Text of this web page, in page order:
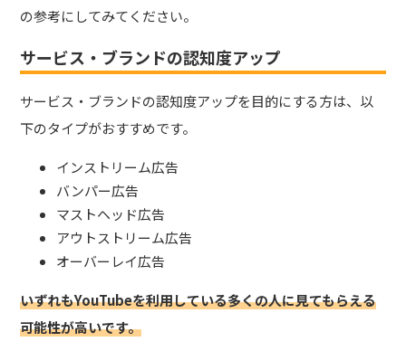
の参考にしてみてください。
サービス・ブランドの認知度アップ
サービス・ブランドの認知度アップを目的にする方は、以
下のタイプがおすすめです。
インストリーム広告
バンパー広告
マストヘッド広告
アウトストリーム広告
オーバーレイ広告
いずれもYouTubeを利用している多くの人に見てもらえる
可能性が高いです。